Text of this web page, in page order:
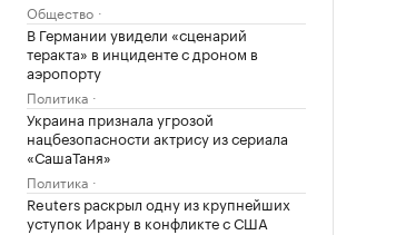
Общество
В Германии увидели «сценарий
теракта» в инциденте с дроном в
аэропорту
Политика
Украина признала угрозой
нацбезопасности актрису из сериала
«СашаТаня»
Политика
Reuters раскрыл одну из крупнейших
уступок Ирану в конфликте с США